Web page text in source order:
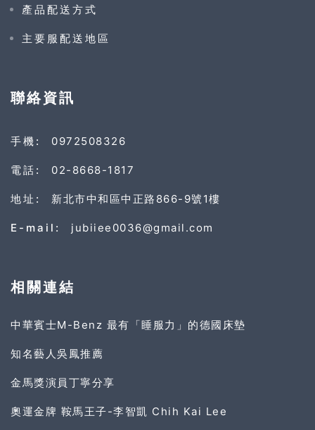
產品配送方式
主要服配送地區
聯絡資訊
手機: 0972508326
電話: 02-8668-1817
地址: 新北市中和區中正路866-9號1樓
E-mail: jubiiee0036@gmail.com
相關連結
中華賓士M-Benz 最有「睡服力」的德國床墊
知名藝人吳鳳推薦
金馬獎演員丁寧分享
奧運金牌 鞍馬王子-李智凱 Chih Kai Lee